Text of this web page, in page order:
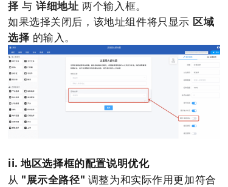
择 与详细地址两个输入框。
如果选择关闭后，该地址组件将只显示 区域
选择 的输入。
ii. 地区选择框的配置说明优化
从 "展示全路径" 调整为和实际作用更加符合